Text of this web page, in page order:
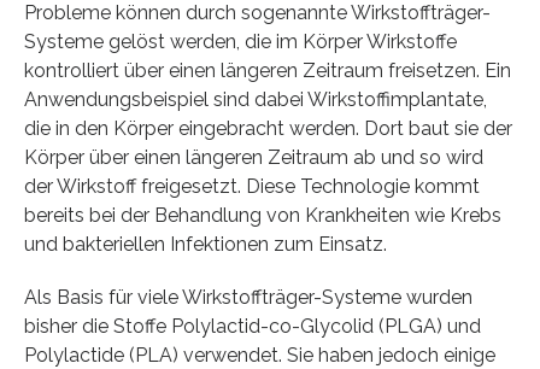
Probleme können durch sogenannte Wirkstoffträger-
Systeme gelöst werden, die im Körper Wirkstoffe
kontrolliert über einen längeren Zeitraum freisetzen. Ein
Anwendungsbeispiel sind dabei Wirkstoffimplantate,
die in den Körper eingebracht werden. Dort baut sie der
Körper über einen längeren Zeitraum ab und so wird
der Wirkstoff freigesetzt. Diese Technologie kommt
bereits bei der Behandlung von Krankheiten wie Krebs
und bakteriellen Infektionen zum Einsatz.
Als Basis für viele Wirkstoffträger-Systeme wurden
bisher die Stoffe Polylactid-co-Glycolid (PLGA) und
Polylactide (PLA) verwendet. Sie haben jedoch einige